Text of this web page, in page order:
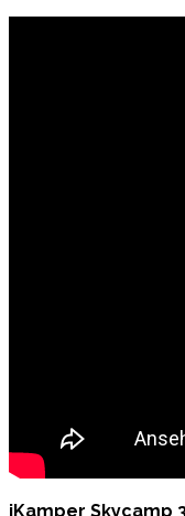
iKamper Skycamp